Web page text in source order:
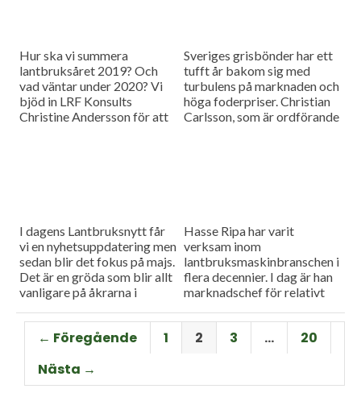
Hur ska vi summera
lantbruksåret 2019? Och
vad väntar under 2020? Vi
bjöd in LRF Konsults
Christine Andersson för att
Sveriges grisbönder har ett
tufft år bakom sig med
turbulens på marknaden och
höga foderpriser. Christian
Carlsson, som är ordförande
I dagens Lantbruksnytt får
vi en nyhetsuppdatering men
sedan blir det fokus på majs.
Det är en gröda som blir allt
vanligare på åkrarna i
som vet allt om majsens
fördelar, men också om
majsens utmaningar, är Hans
Thorell som började odla
grödan redan på 70-talet.
Hasse Ripa har varit
verksam inom
lantbruksmaskinbranschen i
flera decennier. I dag är han
marknadschef för relativt
Machinery med
huvudagenturen Claas. Hur
går det för Swedish Agro
← Föregående 1 2 3 …
20
Nästa →